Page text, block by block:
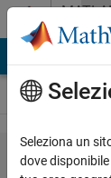
Vai al contenuto
シミュレ
Seleziona un
dove